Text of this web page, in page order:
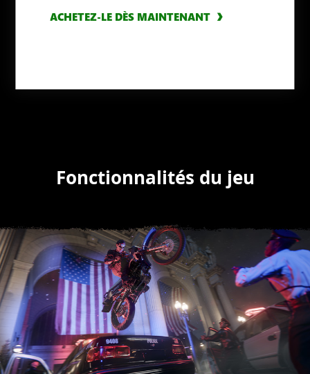
ACHETEZ-LE DÈS MAINTENANT
ACHETEZ-LE DÈS MAINTENANT
Fonctionnalités du jeu